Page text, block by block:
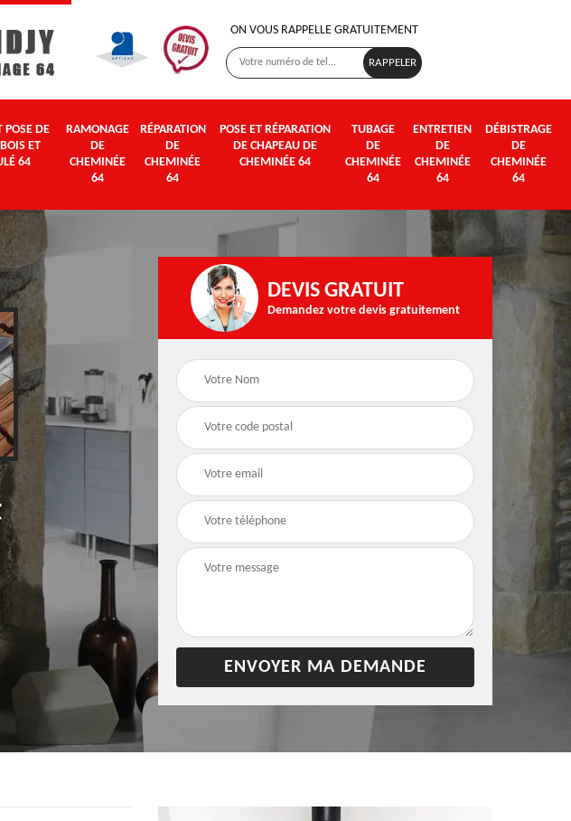
ON VOUS RAPPELLE GRATUITEMENT
POSE DE
ET
64
RAMONAGE
DE
CHEMINÉE
64
RÉPARATION
DE
CHEMINÉE
64
POSE ET RÉPARATION
DE CHAPEAU DE
CHEMINÉE 64
TUBAGE
DE
CHEMINÉE
64
ENTRETIEN
DE
CHEMINÉE
64
DÉBISTRAGE
DE
CHEMINÉE
64
Ramonage 64
Poseur et pose de
poêle à bois et
DEVIS GRATUIT
Demandez votre devis gratuitement